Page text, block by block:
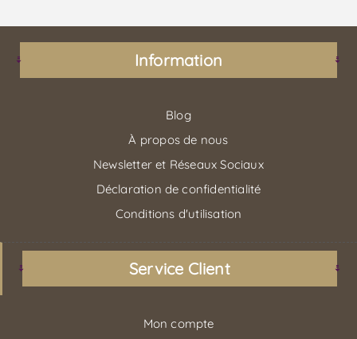
Information
Blog
À propos de nous
Newsletter et Réseaux Sociaux
Déclaration de confidentialité
Conditions d'utilisation
Service Client
Mon compte